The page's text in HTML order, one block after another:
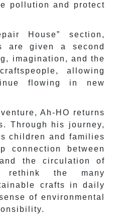
pollution and protect
House” section,
are given a second
imagination, and the
allowing
flowing in new
Ah-HO returns
Through his journey,
children and families
connection between
the circulation of
rethink the many
crafts in daily
of environmental